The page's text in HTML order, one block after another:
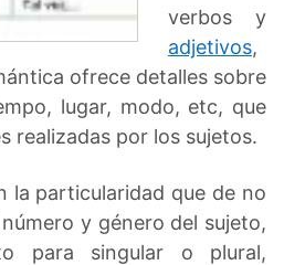
verbos y
adjetivos,
ofrece detalles sobre
lugar, modo, etc, que
realizadas por los sujetos.
la particularidad que de no
y género del sujeto,
para singular o plural,